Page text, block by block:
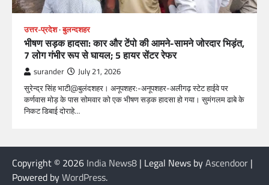
उत्तर-प्रदेश बुलन्दशहर
भीषण सड़क हादसा: कार और टेंपो की आमने-सामने जोरदार भिड़ंत,
7 लोग गंभीर रूप से घायल; 5 हायर सेंटर रेफर​
surander July 21, 2026
सुरेन्द्र सिंह भाटी@बुलंदशहर। अनूपशहर:-अनूपशहर-अलीगढ़ स्टेट हाईवे पर
कर्णवास मोड़ के पास सोमवार को एक भीषण सड़क हादसा हो गया। सुमंगलम ढाबे के
निकट डिबाई दोराहे…
Copyright © 2026 India News8 | Legal News byAscendoor |
Powered byWordPress.